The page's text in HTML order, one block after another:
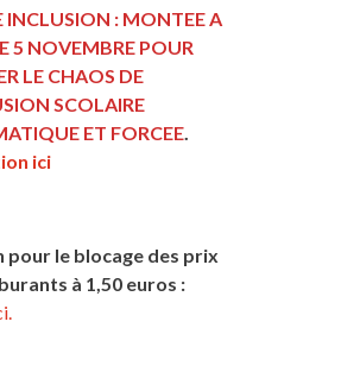
INCLUSION : MONTEE A
5 NOVEMBRE POUR
LE CHAOS DE
SCOLAIRE
ET FORCEE.
ici
pour le blocage des prix
à 1,50 euros :